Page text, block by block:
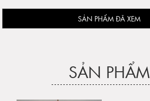
SẢN PHẨM ĐÃ XEM
SẢN PHẨM